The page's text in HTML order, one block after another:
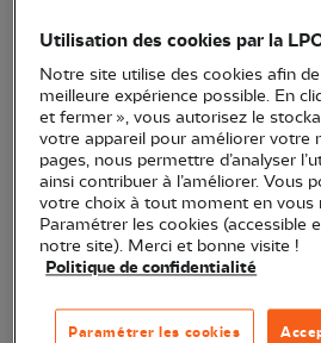
Utilisation des cookies par la
Notre site utilise des cookies afin
meilleure expérience possible. En
et fermer », vous autorisez le
votre appareil pour améliorer votre
pages, nous permettre d’analyser
ainsi contribuer à l’améliorer. Vous
votre choix à tout moment en vous
Paramétrer les cookies (accessible
notre site). Merci et bonne visite !
Politique de confidentialité
Paramétrer les cookies